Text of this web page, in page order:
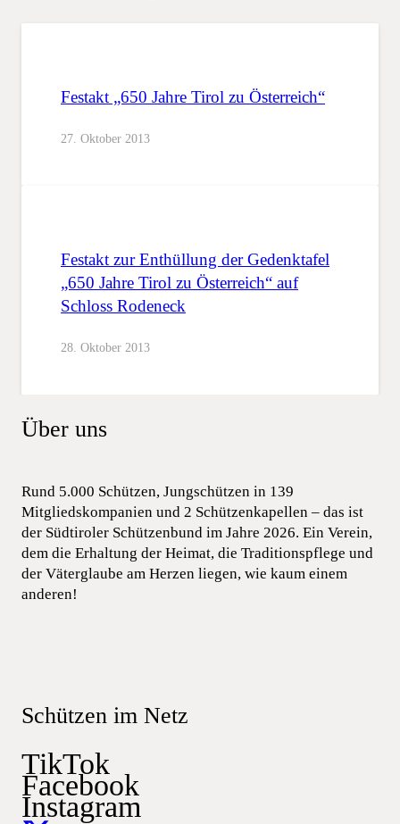
Festakt „650 Jahre Tirol zu Österreich“
27. Oktober 2013
Festakt zur Enthüllung der Gedenktafel
„650 Jahre Tirol zu Österreich“ auf
Schloss Rodeneck
28. Oktober 2013
Über uns
Rund 5.000 Schützen, Jungschützen in 139
Mitgliedskompanien und 2 Schützenkapellen – das ist
der Südtiroler Schützenbund im Jahre 2026. Ein Verein,
dem die Erhaltung der Heimat, die Traditionspflege und
der Väterglaube am Herzen liegen, wie kaum einem
anderen!
Schützen im Netz
TikTok
Facebook
Instagram